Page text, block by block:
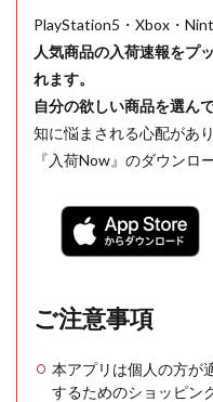
PlayStation5・Xbox・
人気商品の入荷速報をプ
れます。
自分の欲しい商品を選ん
知に悩まされる心配があり
『入荷Now』のダウンロ
ご注意事項
本アプリは個人の方が
するためのショッピン